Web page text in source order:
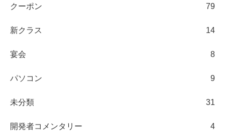
クーポン 79
新クラス 14
宴会 8
パソコン 9
未分類 31
開発者コメンタリー 4